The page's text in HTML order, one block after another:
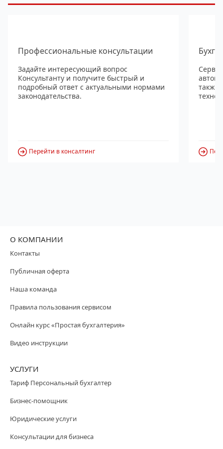
Профессиональные консультации
Задайте интересующий вопрос
Консультанту и получите быстрый и
подробный ответ с актуальными нормами
законодательства.
Перейти в консалтинг
также
О КОМПАНИИ
Контакты
Публичная оферта
Наша команда
Правила пользования сервисом
Онлайн курс «Простая бухгалтерия»
Видео инструкции
УСЛУГИ
Тариф Персональный бухгалтер
Бизнес-помощник
Юридические услуги
Консультации для бизнеса